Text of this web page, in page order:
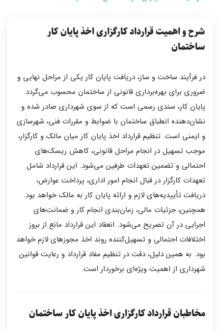
شرح و اهمیت قرارداد کارگزاری اخذ پایان کار
ساختمان
در فرآیند ساخت و ساز، دریافت پایان کار یکی از مراحل نهایی و
ضروری برای بهره‌برداری قانونی از ساختمان محسوب می‌گردد.
پایان کار، سندی رسمی است که از سوی شهرداری صادر شده و
نشان‌دهنده انطباق ساختمان با ضوابط و مقررات فنی، شهرسازی
و ایمنی است. تنظیم قرارداد اخذ پایان کار میان مالک و کارگزار،
موجب تسهیل در انجام مراحل قانونی، کاهش ریسک‌های
احتمالی و تضمین تعهدات طرفین می‌شود. این قرارداد شامل
تعهدات کارگزار در قبال انجام امور اداری، پرداخت عوارض،
دریافت تأییدیه‌های لازم و ارائه پایان کار به مالک خواهد بود.
همچنین، جزئیات مالی، زمان‌بندی انجام کار و ضمانت‌های
اجرایی در آن تصریح می‌شود. انعقاد این قرارداد مانع از بروز
اختلافات احتمالی و تسهیل‌کننده روند اخذ مجوزهای لازم خواهد
بود. به همین دلیل، دقت در تنظیم مفاد قرارداد و رعایت قوانین
شهرداری از اهمیت ویژه‌ای برخوردار است.
مخاطبان قرارداد کارگزاری اخذ پایان کار ساختمان